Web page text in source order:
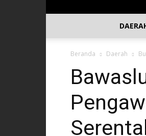
Beranda Daerah